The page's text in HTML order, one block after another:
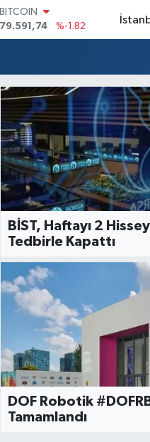
BITCOIN
79.591,74
%-1.82
DOLAR
STERLİN
61,60380
%0.18
G.ALTIN
6862,09000
%0.19
BİST100
14.598,00
%0
ŞİRKET HABERLERİ
Borsa
Operasyonu
BİST, Haftayı 2
Tedbirle Kapattı
DOF Robotik
Tamamlandı